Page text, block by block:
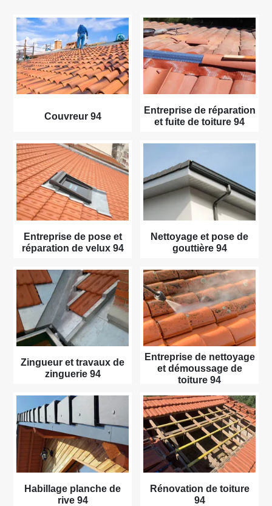
Couvreur 94
Entreprise de réparation
et fuite de toiture 94
Entreprise de pose et
réparation de velux 94
Nettoyage et pose de
gouttière 94
Zingueur et travaux de
zinguerie 94
Entreprise de nettoyage
et démoussage de
toiture 94
Habillage planche de
rive 94
Rénovation de toiture
94